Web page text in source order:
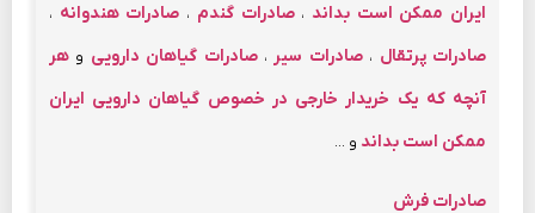
ایران ممکن است بداند ،صادرات گندم ، صادرات هندوانه ،
صادرات پرتقال ،صادرات سیر ،صادرات گیاهان دارویی و هر
آنچه که یک خریدار خارجی در خصوص گیاهان دارویی ایران
ممکن است بداند و …
صادرات فرش